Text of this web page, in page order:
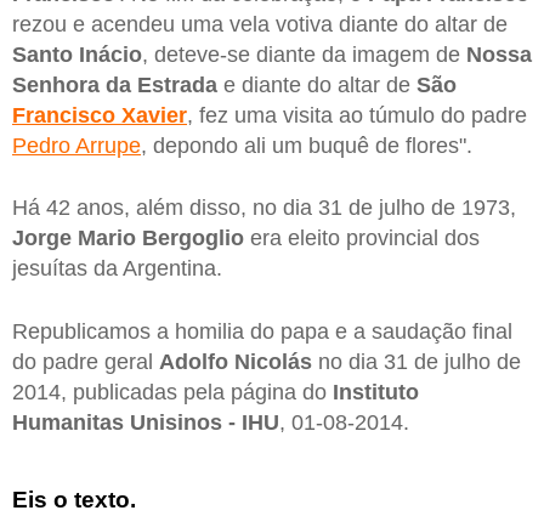
rezou e acendeu uma vela votiva diante do altar de
Santo Inácio, deteve-se diante da imagem de Nossa
Senhora da Estrada e diante do altar de São
Francisco Xavier, fez uma visita ao túmulo do padre
Pedro Arrupe, depondo ali um buquê de flores".
Há 42 anos, além disso, no dia 31 de julho de 1973,
Jorge Mario Bergoglio era eleito provincial dos
jesuítas da Argentina.
Republicamos a homilia do papa e a saudação final
do padre geral Adolfo Nicolás no dia 31 de julho de
2014, publicadas pela página do Instituto
Humanitas Unisinos - IHU, 01-08-2014.
Eis o texto.